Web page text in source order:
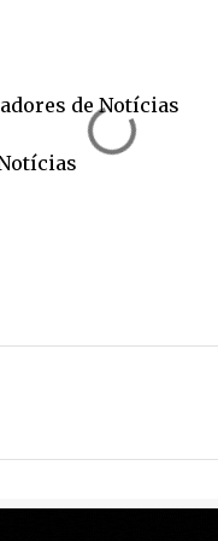
de Notícias